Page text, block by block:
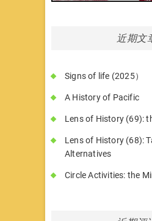
近期文
Signs of life (2025）
A History of Pacific
Lens of History (69):
Lens of History (68):
Alternatives
Circle Activities: the